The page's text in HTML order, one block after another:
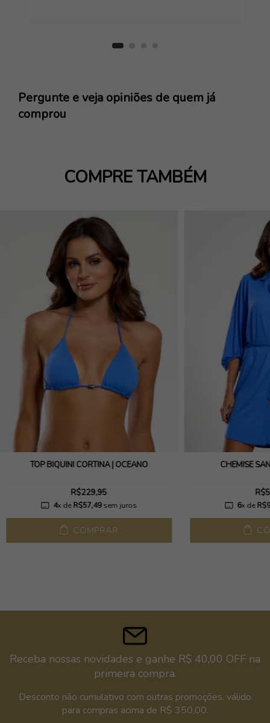
Pergunte e veja opiniões de quem já
comprou
COMPRE TAMBÉM
TOP BIQUÍNI CORTINA | OCEANO
R$229,95
4x deR$57,49sem juros
COMPRAR
CHEMISE
6x de
Receba nossas novidades e ganhe R$ 40,00 OFF na
primeira compra.
Desconto não cumulativo com outras promoções, válido
para compras acima de R$ 350,00.